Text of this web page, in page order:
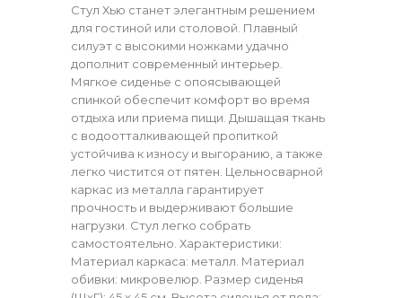
Стул Хью станет элегантным решением
для гостиной или столовой. Плавный
силуэт с высокими ножками удачно
дополнит современный интерьер.
Мягкое сиденье с опоясывающей
спинкой обеспечит комфорт во время
отдыха или приема пищи. Дышащая ткань
с водоотталкивающей пропиткой
устойчива к износу и выгоранию, а также
легко чистится от пятен. Цельносварной
каркас из металла гарантирует
прочность и выдерживают большие
нагрузки. Стул легко собрать
самостоятельно. Характеристики:
Материал каркаса: металл. Материал
обивки: микровелюр. Размер сиденья